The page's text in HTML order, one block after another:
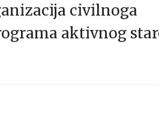
civilnoga
aktivnog